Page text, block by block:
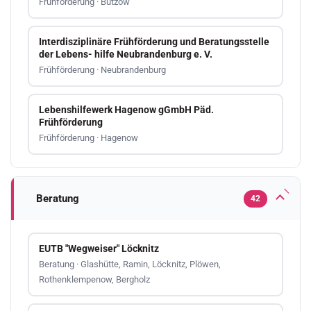
Interdisziplinäre Frühförderung und Beratungsstelle
der Lebens- hilfe Neubrandenburg e. V.
Frühförderung · Neubrandenburg
Lebenshilfewerk Hagenow gGmbH Päd.
Frühförderung
Frühförderung · Hagenow
Beratung 42
EUTB "Wegweiser" Löcknitz
Beratung · Glashütte, Ramin, Löcknitz, Plöwen,
Rothenklempenow, Bergholz